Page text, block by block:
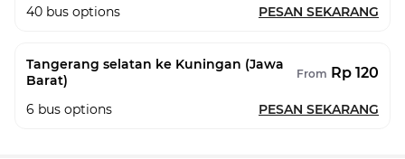
40 bus options PESAN SEKARANG
Tangerang selatan ke Kuningan (Jawa
Barat)
From Rp 120
6 bus options PESAN SEKARANG